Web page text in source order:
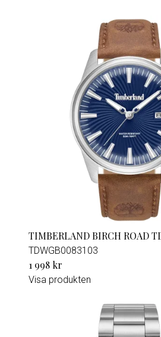
TIMBERLAND BIRCH ROAD
TDWGB0083103
1 998 kr
Visa produkten